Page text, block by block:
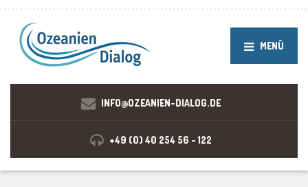
MENÜ
INFO@OZEANIEN-DIALOG.DE
+49 (0) 40 254 56 - 122